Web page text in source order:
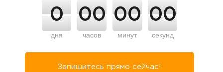
0
дня
00
часов
00
минут
00
секунд
Запишитесь прямо сейчас!